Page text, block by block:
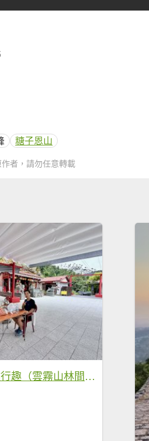
糖子恩山
者，請勿任意轉載
獨立山奉天岩健行趣（雲霧山林間的悠閒時光） 2026.7.30